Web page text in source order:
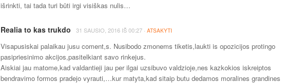
išrinkti, tai tada turi būti irgi visiškas nulis…
Realia to kas trukdo 31 SAUSIO, 2016 IŠ00:27 · ATSAKYTI
Visapusiskai palaikau jusu coment,s. Nusibodo zmonems tiketis,laukti is opozicijos protingo
pasipriesinimo akcijos,pasitelkiant savo rinkejus.
Aiskiai jau matome,kad valdantieji jau per ilgai uzsibuvo valdzioje,nes kazkokios iskreiptos
bendravimo formos pradejo vyrauti,…kur matyta,kad sitaip butu dedamos moralines grandines